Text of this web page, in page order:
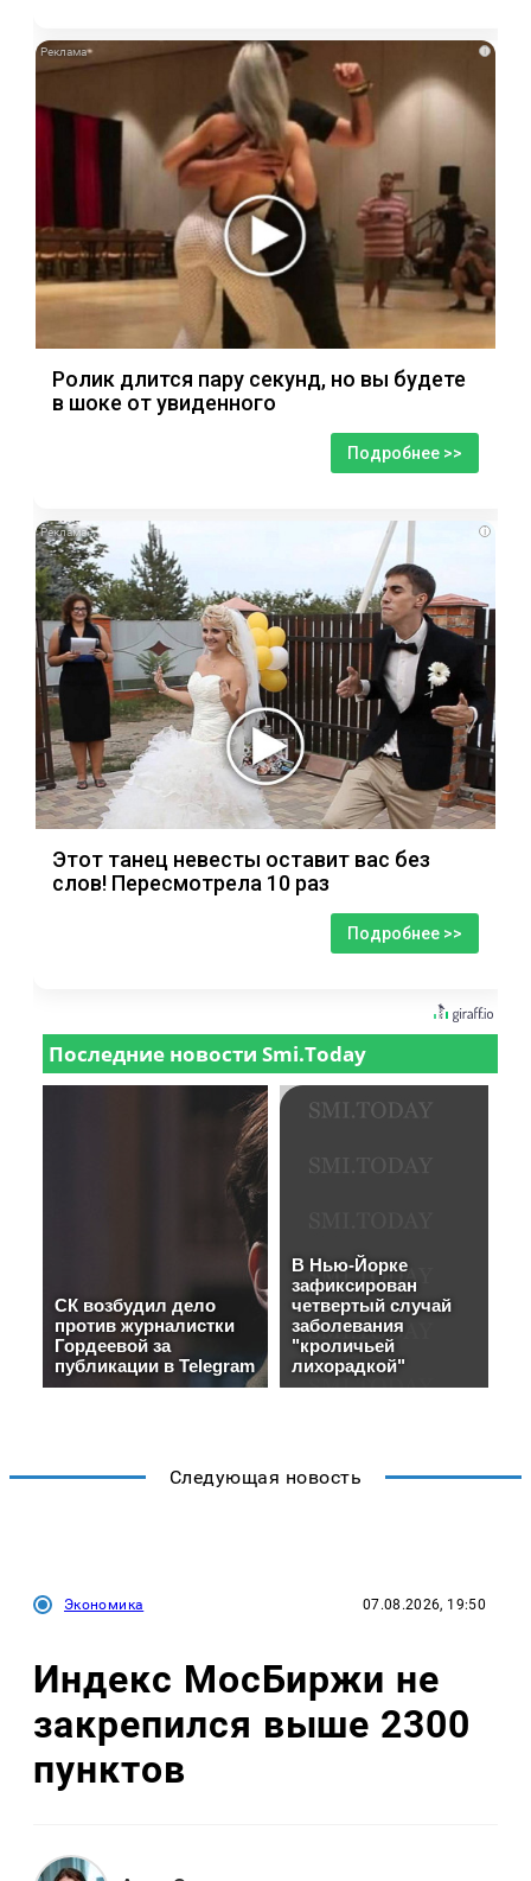
i
Ролик длится пару секунд, но вы будете
в шоке от увиденного
Подробнее >>
i
Этот танец невесты оставит вас без
слов! Пересмотрела 10 раз
Подробнее >>
Следующая новость
Экономика 07.08.2026, 19:50
Индекс МосБиржи не
закрепился выше 2300
пунктов